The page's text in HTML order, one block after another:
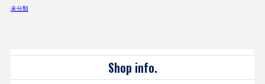
未分類
Shop info.